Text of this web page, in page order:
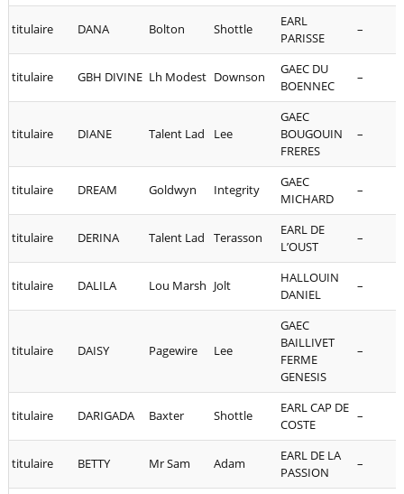
titulaire DANA Bolton Shottle
EARL
PARISSE
–
titulaire GBH DIVINE Lh Modest Downson
GAEC DU
BOENNEC
–
titulaire DIANE Talent Lad Lee
GAEC
BOUGOUIN
FRERES
–
titulaire DREAM Goldwyn Integrity
GAEC
MICHARD
–
titulaire DERINA Talent Lad Terasson
EARL DE
L’OUST
–
titulaire DALILA Lou Marsh Jolt
HALLOUIN
DANIEL
–
titulaire DAISY Pagewire Lee
GAEC
BAILLIVET
FERME
GENESIS
–
titulaire DARIGADA Baxter Shottle
EARL CAP DE
COSTE
–
titulaire BETTY Mr Sam Adam
EARL DE LA
PASSION
–